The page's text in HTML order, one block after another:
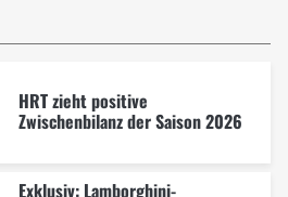
HRT zieht positive
Zwischenbilanz der Saison 2026
Exklusiv: Lamborghini-